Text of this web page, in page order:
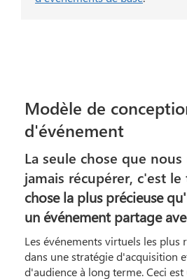
Modèle de
d'événement
La seule chose que
jamais récupérer, c'est le
chose la plus précieuse
un événement partage
Les événements virtuels les plus
dans une stratégie d'acquisition
d'audience à long terme. Ceci